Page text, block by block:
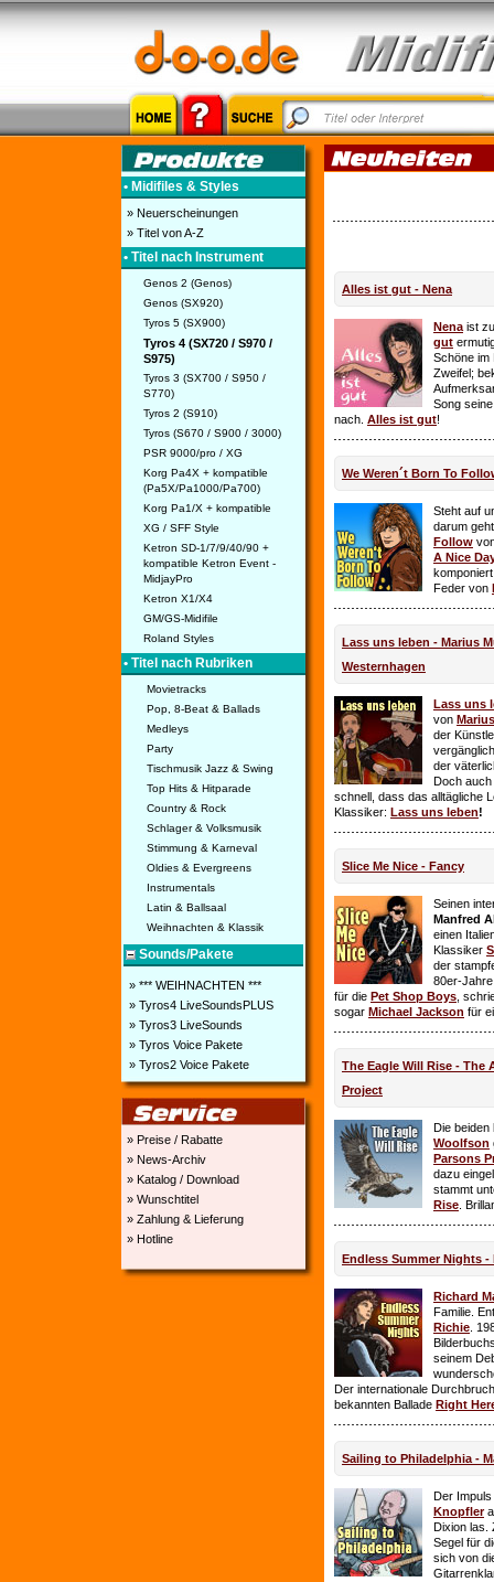
• Midifiles & Styles
» Neuerscheinungen
» Titel von A-Z
• Titel nach Instrument
Genos 2 (Genos)
Genos (SX920)
Tyros 5 (SX900)
Tyros 4 (SX720 / S970 /
S975)
Tyros 3 (SX700 / S950 /
S770)
Tyros 2 (S910)
Tyros (S670 / S900 / 3000)
PSR 9000/pro / XG
Korg Pa4X + kompatible
(Pa5X/Pa1000/Pa700)
Korg Pa1/X + kompatible
XG / SFF Style
Ketron SD-1/7/9/40/90 +
kompatible Ketron Event -
MidjayPro
Ketron X1/X4
GM/GS-Midifile
Roland Styles
• Titel nach Rubriken
Movietracks
Pop, 8-Beat & Ballads
Medleys
Party
Tischmusik Jazz & Swing
Top Hits & Hitparade
Country & Rock
Schlager & Volksmusik
Stimmung & Karneval
Oldies & Evergreens
Instrumentals
Latin & Ballsaal
Weihnachten & Klassik
Sounds/Pakete
» *** WEIHNACHTEN ***
» Tyros4 LiveSoundsPLUS
» Tyros3 LiveSounds
» Tyros Voice Pakete
» Tyros2 Voice Pakete
» Preise / Rabatte
» News-Archiv
» Katalog / Download
» Wunschtitel
» Zahlung & Lieferung
» Hotline
Alles ist gut - Nena
Nena ist
gut
Schöne im
Zweifel;
Song
nach. Alles ist gut!
We Weren´t Born To
Steht auf
darum
Follow
A Nice
Feder von
Lass uns leben - Marius
Westernhagen
Lass uns
von
der
der
Doch auch
schnell, dass das alltägliche
Klassiker: Lass uns leben!
Slice Me Nice - Fancy
Seinen
Manfred
einen
Klassiker
der
80er-
für die Pet Shop Boys ,
sogar Michael Jackson für
The Eagle Will Rise - The
Project
Die beiden
Woolfson
Parsons
dazu
stammt
Rise .
Endless Summer Nights -
Richard
Familie.
Richie .
seinem
Der internationale
bekannten Ballade Right
Sailing to Philadelphia -
Der
Knopfler
Dixion las.
Segel für
sich von